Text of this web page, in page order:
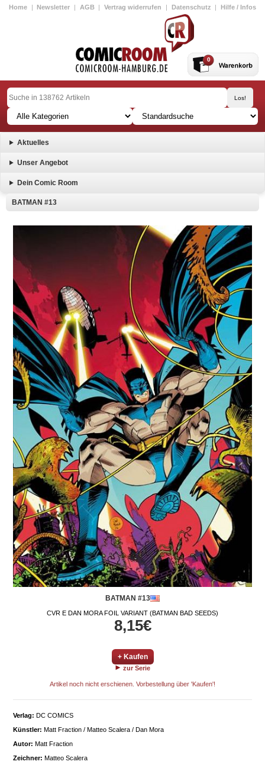
Home | Newsletter | AGB | Vertrag widerrufen | Datenschutz | Hilfe / Infos
0
Aktuelles
Unser Angebot
Dein Comic Room
BATMAN #13
BATMAN #13
CVR E DAN MORA FOIL VARIANT (BATMAN BAD SEEDS)
8,15€
+ Kaufen
zur Serie
Artikel noch nicht erschienen. Vorbestellung über 'Kaufen'!
Verlag: DC COMICS
Künstler: Matt Fraction / Matteo Scalera / Dan Mora
Autor: Matt Fraction
Zeichner: Matteo Scalera